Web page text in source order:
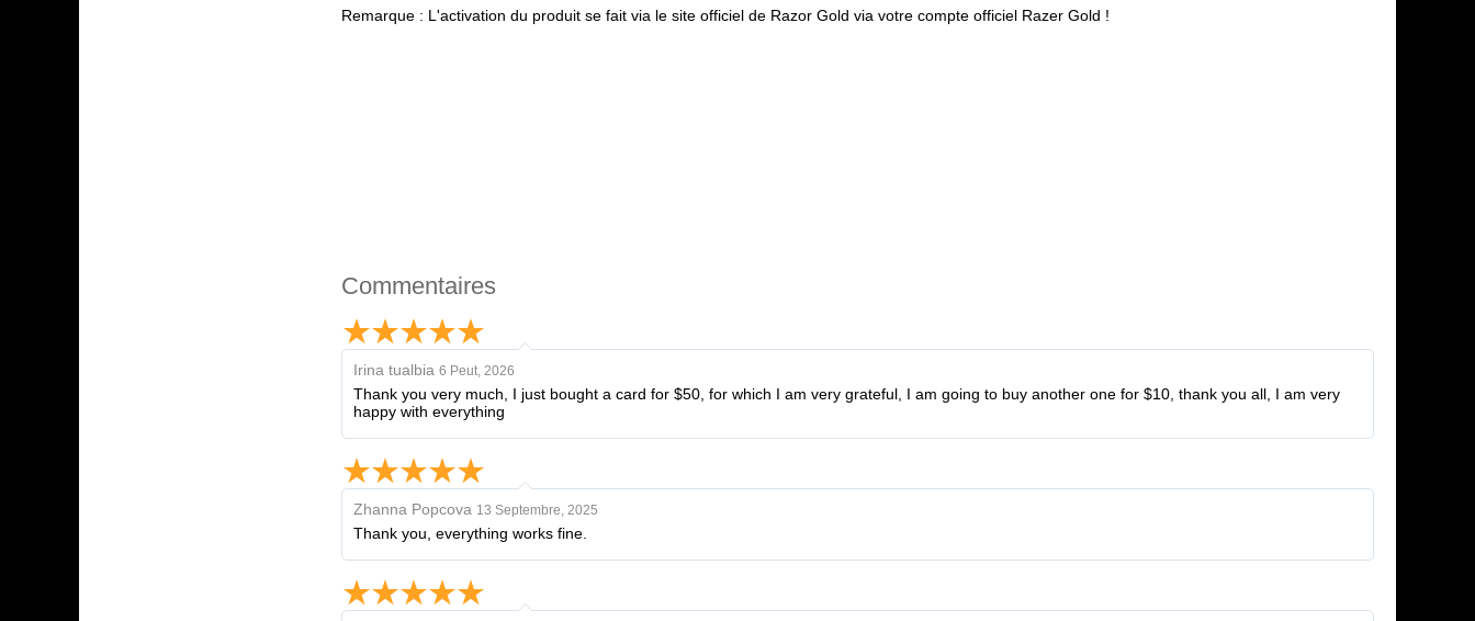
Remarque : L'activation du produit se fait via le site officiel de Razor Gold via votre compte officiel Razer Gold !
Commentaires
Irina tualbia 6 Peut, 2026
Thank you very much, I just bought a card for $50, for which I am very grateful, I am going to buy another one for $10, thank you all, I am very
happy with everything
Zhanna Popcova 13 Septembre, 2025
Thank you, everything works fine.